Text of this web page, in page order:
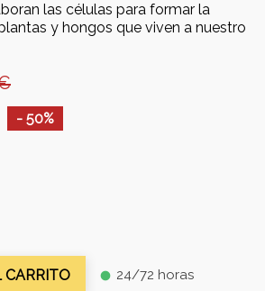
las células para formar la
y hongos que viven a nuestro
- 50%
CARRITO fiber_manual_record 24/72 horas